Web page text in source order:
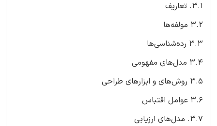
3.1. تعاریف
3.2 مولفه‌ها
3.3 رده‌شناسی‌ها
3.4 مدل‌های مفهومی
3.5 روش‌های و ابزارهای طراحی
3.6 عوامل اقتباس
3.7. مدل‌های ارزیابی